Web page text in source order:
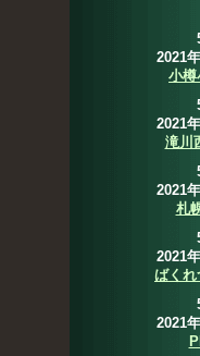
2021
小樽
2021
滝川
2021
札
2021
ばくれ
2021